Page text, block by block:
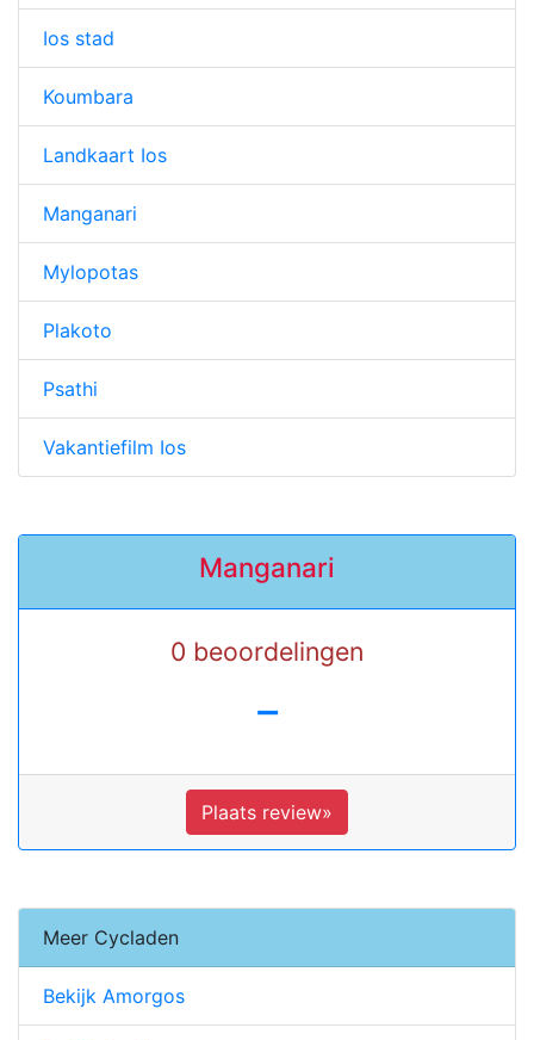
Ios stad
Koumbara
Landkaart Ios
Manganari
Mylopotas
Plakoto
Psathi
Vakantiefilm Ios
Manganari
0 beoordelingen
-
Plaats review»
Meer Cycladen
Bekijk Amorgos